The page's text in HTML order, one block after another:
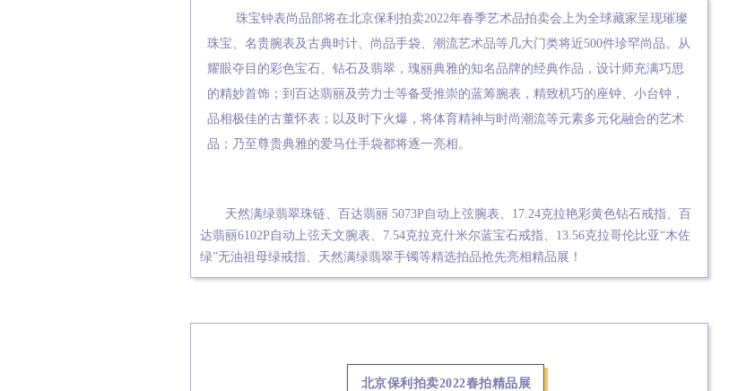
珠宝钟表尚品部将在北京保利拍卖2022年春季艺术品拍卖会上为全球藏家呈现璀璨
珠宝、名贵腕表及古典时计、尚品手袋、潮流艺术品等几大门类将近500件珍罕尚品。从
耀眼夺目的彩色宝石、钻石及翡翠，瑰丽典雅的知名品牌的经典作品，设计师充满巧思
的精妙首饰；到百达翡丽及劳力士等备受推崇的蓝筹腕表，精致机巧的座钟、小台钟，
品相极佳的古董怀表；以及时下火爆，将体育精神与时尚潮流等元素多元化融合的艺术
品；乃至尊贵典雅的爱马仕手袋都将逐一亮相。
天然满绿翡翠珠链、百达翡丽 5073P自动上弦腕表、17.24克拉艳彩黄色钻石戒指、百
达翡丽6102P自动上弦天文腕表、7.54克拉克什米尔蓝宝石戒指、13.56克拉哥伦比亚“木佐
绿”无油祖母绿戒指、天然满绿翡翠手镯等精选拍品抢先亮相精品展！
北京保利拍卖2022春拍精品展